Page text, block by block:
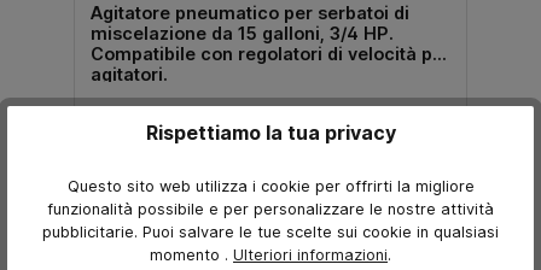
Agitatore pneumatico per serbatoi di
miscelazione da 15 galloni, 3/4 HP.
Compatibile con regolatori di velocità per
agitatori.
1.829,52 €*
Aggiungi al carrello
Rispettiamo la tua privacy
Questo sito web utilizza i cookie per offrirti la migliore
funzionalità possibile e per personalizzare le nostre attività
pubblicitarie. Puoi salvare le tue scelte sui cookie in qualsiasi
momento . Ulteriori informazioni.